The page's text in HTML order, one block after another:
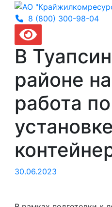
8 (800) 300-98-04
В
районе
работа по
30.06.2023